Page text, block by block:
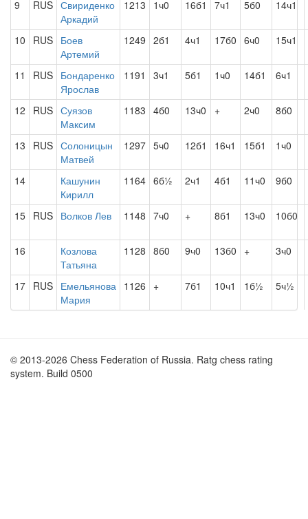
9 RUS Свириденко
Аркадий
1213 1ч0 16б1 7ч1 5б0 14ч1
10 RUS Боев
Артемий
1249 2б1 4ч1 17б0 6ч0 15ч1
11 RUS Бондаренко
Ярослав
1191 3ч1 5б1 1ч0 14б1 6ч1
12 RUS Суязов
Максим
1183 4б0 13ч0 + 2ч0 8б0
13 RUS Солоницын
Матвей
1297 5ч0 12б1 16ч1 15б1 1ч0
14
Кашунин
Кирилл
1164 6б½ 2ч1 4б1 11ч0 9б0
15 RUS Волков Лев 1148 7ч0 + 8б1 13ч0 10б0
16
Козлова
Татьяна
1128 8б0 9ч0 13б0 + 3ч0
17 RUS Емельянова
Мария
1126 + 7б1 10ч1 1б½ 5ч½
© 2013-2026 Chess Federation of Russia. Ratg chess rating
system. Build 0500